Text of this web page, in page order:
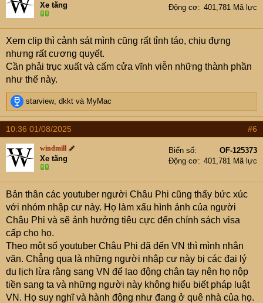
chính sách visa với mình như thế nào thì mình làm theo
để đỡ phải xử lý các phiền phức do dân nhập cư gây ra.
Vietnam police VS Nigerians
Why Over 40 Nigerians Were Allegedly Detained in
Vietnam
o
n
s
Xe tăng
Động cơ
401,781 Mã lực
Xem clip thì cảnh sát mình cũng rất tỉnh táo, chịu đựng
nhưng rất cương quyết.
Cần phải trục xuất và cấm cửa vĩnh viễn những thành phần
như thế này.
R
e
a
c
t
o
n
s
:
starview, dkkt và MyMac
10:36 01/08/2025 #6
windmill
Xe tăng
Biển số
OF-125373
Động cơ
401,781 Mã lực
Bản thân các youtuber người Châu Phi cũng thấy bức xúc
với nhóm nhập cư này. Họ làm xấu hình ảnh của người
Châu Phi và sẽ ảnh hưởng tiêu cực đến chính sách visa
cấp cho họ.
Theo một số youtuber Châu Phi đã đến VN thì mình nhân
văn. Chẳng qua là những người nhập cư này bị các đại lý
du lịch lừa rằng sang VN để lao động chân tay nên họ nộp
tiền sang ta và những người này không hiểu biết pháp luật
VN. Họ suy nghĩ và hành động như đang ở quê nhà của họ.